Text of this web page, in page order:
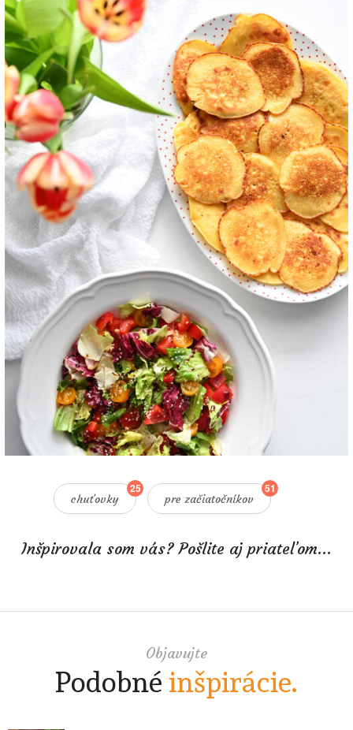
chuťovky
25
pre začiatočníkov
51
Inšpirovala som vás? Pošlite aj priateľom...
Objavujte
Podobné inšpirácie.